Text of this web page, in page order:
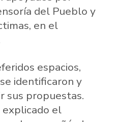
del Pueblo y
en el
espacios,
identificaron y
sus propuestas.
el